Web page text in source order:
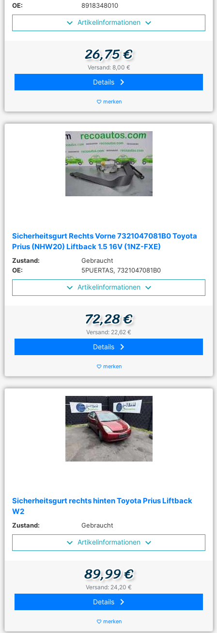
OE:
8918348010
Artikelinformationen
26,75 €
Versand: 8,00 €
Details keyboard_arrow_right
favorite_border merken
Sicherheitsgurt Rechts Vorne 7321047081B0 Toyota
Prius (NHW20) Liftback 1.5 16V (1NZ-FXE)
Zustand:
Gebraucht
OE:
5PUERTAS, 7321047081B0
Artikelinformationen
72,28 €
Versand: 22,62 €
Details keyboard_arrow_right
favorite_border merken
Sicherheitsgurt rechts hinten Toyota Prius Liftback
W2
Zustand: Gebraucht
Artikelinformationen
89,99 €
Versand: 24,20 €
Details keyboard_arrow_right
favorite_border merken